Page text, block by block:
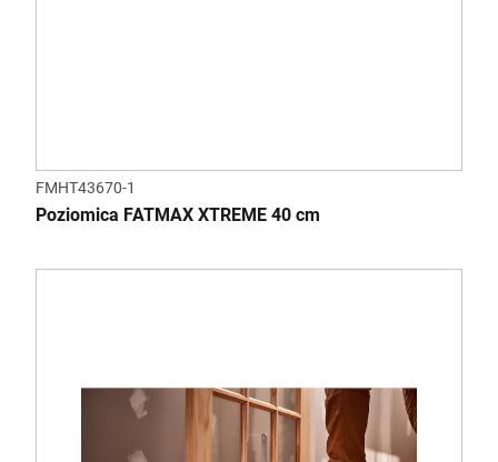
FMHT43670-1
Poziomica FATMAX XTREME 40 cm